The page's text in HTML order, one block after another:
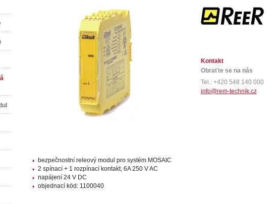
Kontakt
Obraťte se na nás
Tel.: +420 548 140 000
info@rem-technik.cz
bezpečnostní releový modul pro systém MOSAIC
2 spínací + 1 rozpínací kontakt, 6A 250 V AC
napájení 24 V DC
objednací kód: 1100040